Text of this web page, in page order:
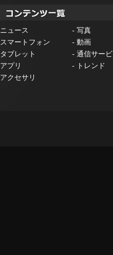
ニュース - 写真
スマートフォン - 動画
タブレット - 通信サー
アプリ -
トレンド
アクセサリ